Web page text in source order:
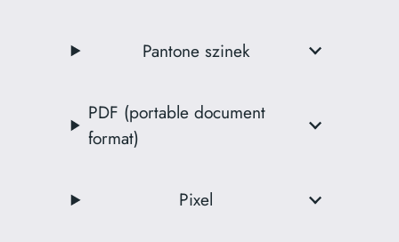
Pantone szinek
PDF (portable document
format)
Pixel